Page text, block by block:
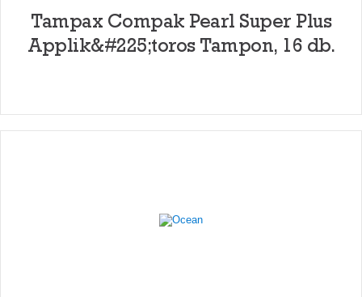
Tampax Compak Pearl Super Plus
Applik&#225;toros Tampon, 16 db.